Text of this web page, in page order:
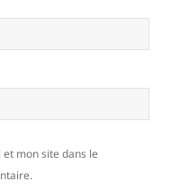
mon site dans le